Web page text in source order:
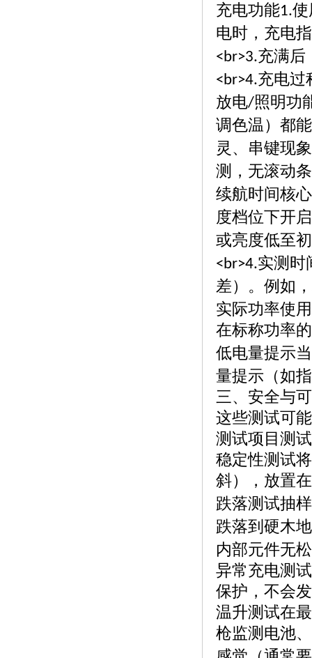
充电功能1.使
电时，充电
<br>3.充满后
<br>4.充电过
放电/照明功
调色温）都
灵、串键现
测，无滚动
续航时间核
度档位下开
或亮度低至
<br>4.实测时
差）。例如
实际功率使
在标称功率
低电量提示
量提示（如
三、安全与
这些测试可
测试项目测
稳定性测试
斜），放置在
跌落测试抽
跌落到硬木
内部元件无
异常充电测
保护，不会
温升测试在
枪监测电池、